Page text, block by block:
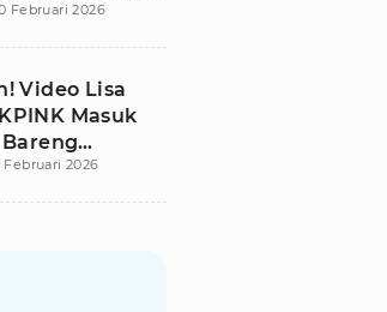
Pajak
Februari 2026
Video Lisa
Masuk
Arnault Picu
Februari 2026